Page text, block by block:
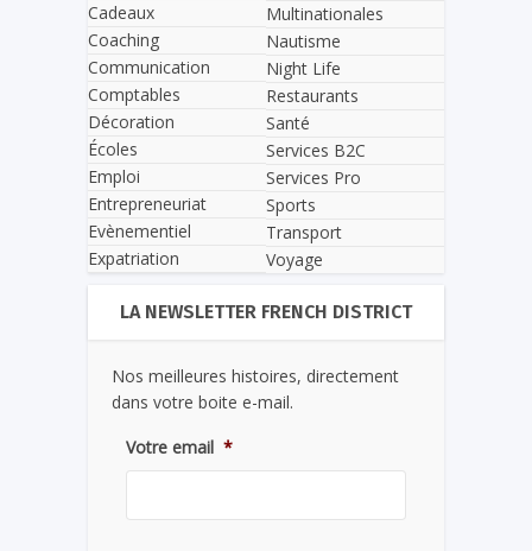
Cadeaux
Coaching
Communication
Comptables
Décoration
Écoles
Emploi
Entrepreneuriat
Evènementiel
Expatriation
Multinationales
Nautisme
Night Life
Restaurants
Santé
Services B2C
Services Pro
Sports
Transport
Voyage
LA NEWSLETTER FRENCH DISTRICT
Nos meilleures histoires, directement
dans votre boite e-mail.
Votre email *